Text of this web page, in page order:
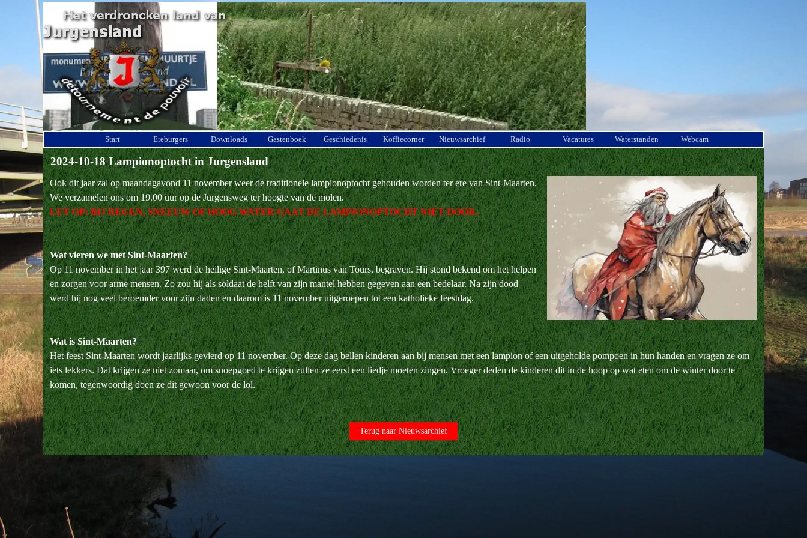
Ga naar de inhoud
Menu overslaan
Start Ereburgers Downloads Gastenboek Geschiedenis Koffiecorner Nieuwsarchief Radio Vacatures Waterstanden Webcam
2024-10-18 Lampionoptocht in Jurgensland
Ook dit jaar zal op maandagavond 11 november weer de traditionele lampionoptocht gehouden worden ter ere van Sint-Maarten.
We verzamelen ons om 19.00 uur op de Jurgensweg ter hoogte van de molen.
LET OP: BIJ REGEN, SNEEUW OF HOOG WATER GAAT DE LAMPIONOPTOCHT NIET DOOR.
Wat vieren we met Sint-Maarten?
Op 11 november in het jaar 397 werd de heilige Sint-Maarten, of Martinus van Tours, begraven. Hij stond bekend om het helpen
en zorgen voor arme mensen. Zo zou hij als soldaat de helft van zijn mantel hebben gegeven aan een bedelaar. Na zijn dood
werd hij nog veel beroemder voor zijn daden en daarom is 11 november uitgeroepen tot een katholieke feestdag.
Wat is Sint-Maarten?
Het feest Sint-Maarten wordt jaarlijks gevierd op 11 november. Op deze dag bellen kinderen aan bij mensen met een lampion of een uitgeholde pompoen in hun handen en vragen ze om
iets lekkers. Dat krijgen ze niet zomaar, om snoepgoed te krijgen zullen ze eerst een liedje moeten zingen. Vroeger deden de kinderen dit in de hoop op wat eten om de winter door te
komen, tegenwoordig doen ze dit gewoon voor de lol.
Terug naar Nieuwsarchief